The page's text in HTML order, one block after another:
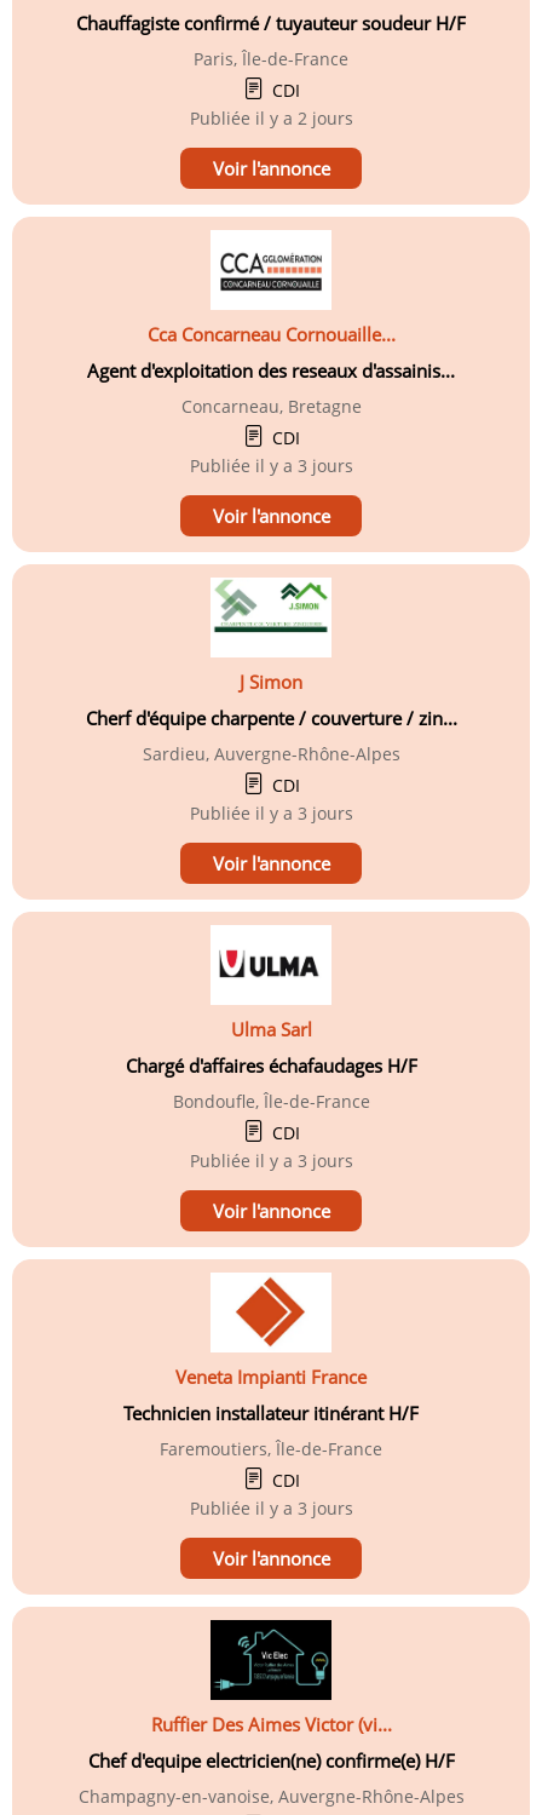
Chauffagiste confirmé / tuyauteur soudeur H/F
Paris, Île-de-France
CDI
Publiée il y a 2 jours
Voir l'annonce
Cca Concarneau Cornouaille...
Agent d'exploitation des reseaux d'assainis...
Concarneau, Bretagne
CDI
Publiée il y a 3 jours
Voir l'annonce
J Simon
Cherf d'équipe charpente / couverture / zin...
Sardieu, Auvergne-Rhône-Alpes
CDI
Publiée il y a 3 jours
Voir l'annonce
Ulma Sarl
Chargé d'affaires échafaudages H/F
Bondoufle, Île-de-France
CDI
Publiée il y a 3 jours
Voir l'annonce
Veneta Impianti France
Technicien installateur itinérant H/F
Faremoutiers, Île-de-France
CDI
Publiée il y a 3 jours
Voir l'annonce
Ruffier Des Aimes Victor (vi...
Chef d'equipe electricien(ne) confirme(e) H/F
Champagny-en-vanoise, Auvergne-Rhône-Alpes